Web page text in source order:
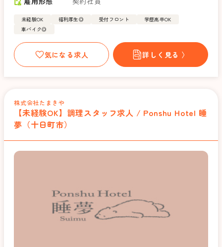
未経験OK 福利厚生◎ 受付フロント
学歴高卒OK
車バイク◎
気になる求人 詳しく見る 〉
株式会社たまきや
【未経験OK】調理スタッフ求人 / Ponshu Hotel 睡
夢（十日町市）